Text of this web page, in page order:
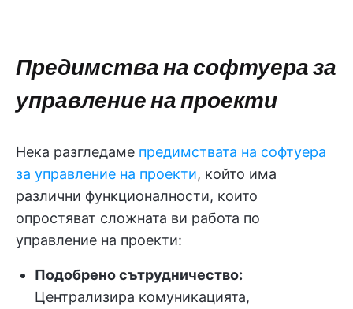
Предимства на софтуера за
управление на проекти
Нека разгледаме предимствата на софтуера
за управление на проекти, който има
различни функционалности, които
опростяват сложната ви работа по
управление на проекти:
Подобрено сътрудничество:
Централизира комуникацията,